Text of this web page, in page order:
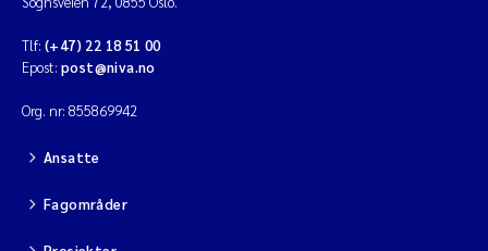
Tlf: (+47) 22 18 51 00
Epost: post@niva.no
Org. nr: 855869942
Ansatte
Fagområder